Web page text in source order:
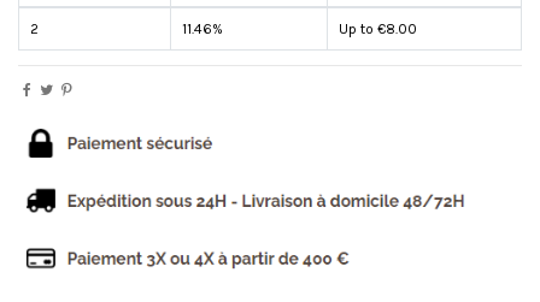
2 11.46% Up to €8.00